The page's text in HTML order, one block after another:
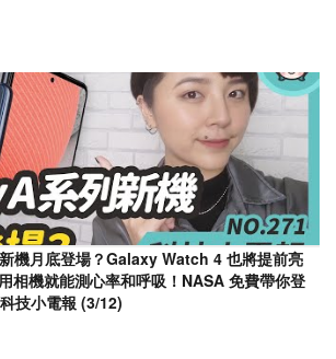
機月底登場？Galaxy Watch 4 也將提前亮
相機就能測心率和呼吸！NASA 免費帶你登
技小電報 (3/12)